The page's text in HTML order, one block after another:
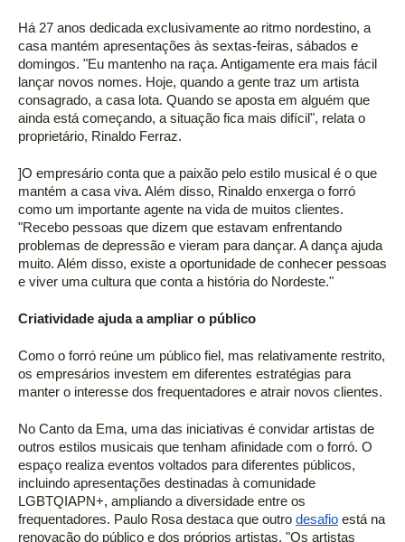
Há 27 anos dedicada exclusivamente ao ritmo nordestino, a
casa mantém apresentações às sextas-feiras, sábados e
domingos. "Eu mantenho na raça. Antigamente era mais fácil
lançar novos nomes. Hoje, quando a gente traz um artista
consagrado, a casa lota. Quando se aposta em alguém que
ainda está começando, a situação fica mais difícil", relata o
proprietário, Rinaldo Ferraz.
]O empresário conta que a paixão pelo estilo musical é o que
mantém a casa viva. Além disso, Rinaldo enxerga o forró
como um importante agente na vida de muitos clientes.
"Recebo pessoas que dizem que estavam enfrentando
problemas de depressão e vieram para dançar. A dança ajuda
muito. Além disso, existe a oportunidade de conhecer pessoas
e viver uma cultura que conta a história do Nordeste."
Criatividade ajuda a ampliar o público
Como o forró reúne um público fiel, mas relativamente restrito,
os empresários investem em diferentes estratégias para
manter o interesse dos frequentadores e atrair novos clientes.
No Canto da Ema, uma das iniciativas é convidar artistas de
outros estilos musicais que tenham afinidade com o forró. O
espaço realiza eventos voltados para diferentes públicos,
incluindo apresentações destinadas à comunidade
LGBTQIAPN+, ampliando a diversidade entre os
frequentadores. Paulo Rosa destaca que outro desafio está na
renovação do público e dos próprios artistas. "Os artistas